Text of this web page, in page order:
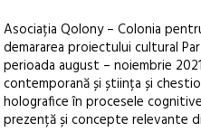
Asociația Qolony – Colonia
demararea proiectului cultural
perioada august – noiembrie
contemporană și știința și
holografice în procesele
prezență și concepte relevante